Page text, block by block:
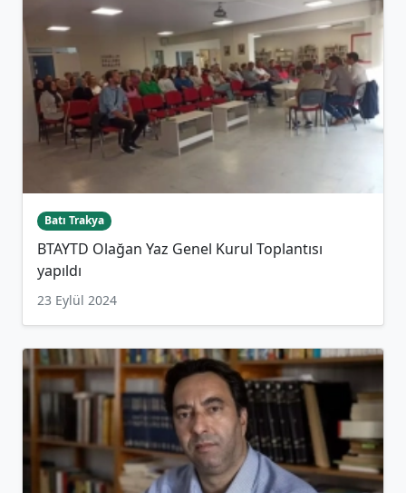
Batı Trakya
BTAYTD Olağan Yaz Genel Kurul Toplantısı
yapıldı
23 Eylül 2024